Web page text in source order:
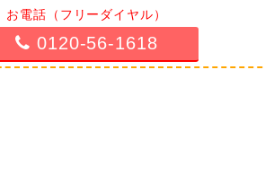
お電話（フリーダイヤル）
0120-56-1618